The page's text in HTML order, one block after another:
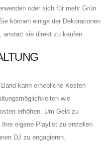
oder sich für mehr Grün
können einige der Dekorationen
sie direkt zu kaufen.
kann erhebliche Kosten
wie
erhöhen. Um Geld zu
eigene Playlist zu erstellen
DJ zu engagieren.